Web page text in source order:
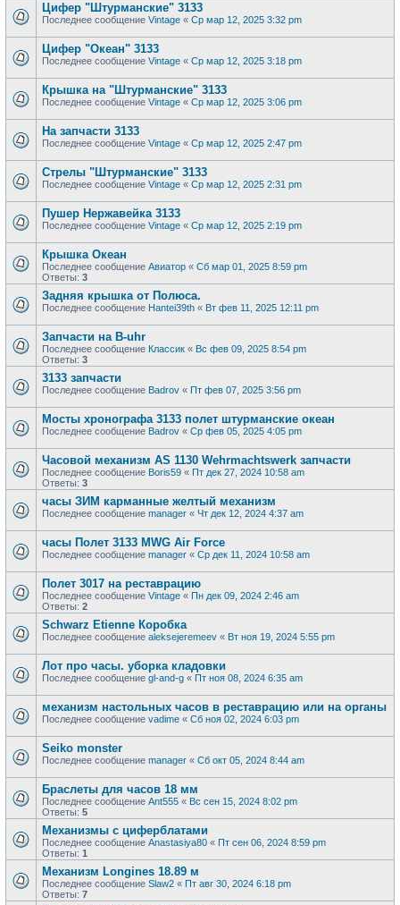
Цифер "Штурманские" 3133
Последнее сообщение Vintage « Ср мар 12, 2025 3:32 pm
Цифер "Океан" 3133
Последнее сообщение Vintage « Ср мар 12, 2025 3:18 pm
Крышка на "Штурманские" 3133
Последнее сообщение Vintage « Ср мар 12, 2025 3:06 pm
На запчасти 3133
Последнее сообщение Vintage « Ср мар 12, 2025 2:47 pm
Стрелы "Штурманские" 3133
Последнее сообщение Vintage « Ср мар 12, 2025 2:31 pm
Пушер Нержавейка 3133
Последнее сообщение Vintage « Ср мар 12, 2025 2:19 pm
Крышка Океан
Последнее сообщение Авиатор « Сб мар 01, 2025 8:59 pm
Ответы: 3
Задняя крышка от Полюса.
Последнее сообщение Hantei39th « Вт фев 11, 2025 12:11 pm
Запчасти на B-uhr
Последнее сообщение Классик « Вс фев 09, 2025 8:54 pm
Ответы: 3
3133 запчасти
Последнее сообщение Badrov « Пт фев 07, 2025 3:56 pm
Мосты хронографа 3133 полет штурманские океан
Последнее сообщение Badrov « Ср фев 05, 2025 4:05 pm
Часовой механизм AS 1130 Wehrmachtswerk запчасти
Последнее сообщение Boris59 « Пт дек 27, 2024 10:58 am
Ответы: 3
часы ЗИМ карманные желтый механизм
Последнее сообщение manager « Чт дек 12, 2024 4:37 am
часы Полет 3133 MWG Air Force
Последнее сообщение manager « Ср дек 11, 2024 10:58 am
Полет 3017 на реставрацию
Последнее сообщение Vintage « Пн дек 09, 2024 2:46 am
Ответы: 2
Schwarz Etienne Коробка
Последнее сообщение aleksejeremeev « Вт ноя 19, 2024 5:55 pm
Лот про часы. уборка кладовки
Последнее сообщение gl-and-g « Пт ноя 08, 2024 6:35 am
механизм настольных часов в реставрацию или на органы
Последнее сообщение vadime « Сб ноя 02, 2024 6:03 pm
Seiko monster
Последнее сообщение manager « Сб окт 05, 2024 8:44 am
Браслеты для часов 18 мм
Последнее сообщение Ant555 « Вс сен 15, 2024 8:02 pm
Ответы: 5
Механизмы с циферблатами
Последнее сообщение Anastasiya80 « Пт сен 06, 2024 8:59 pm
Ответы: 1
Механизм Longines 18.89 м
Последнее сообщение Slaw2 « Пт авг 30, 2024 6:18 pm
Ответы: 7